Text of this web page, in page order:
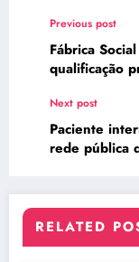
Previous post
Fábrica
qualificação
Next post
Paciente
rede pública
RELATED